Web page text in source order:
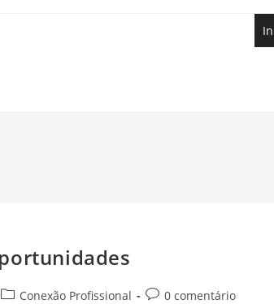
Conexão Profissional 0 comentário